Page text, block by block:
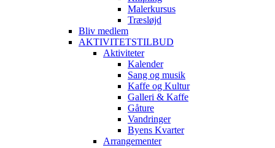
Malerkursus
Træsløjd
Bliv medlem
AKTIVITETSTILBUD
Aktiviteter
Kalender
Sang og musik
Kaffe og Kultur
Galleri & Kaffe
Gåture
Vandringer
Byens Kvarter
Arrangementer